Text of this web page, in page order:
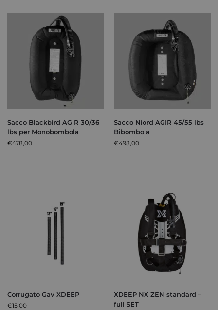
Sacco Blackbird AGIR 30/36
lbs per Monobombola
€478,00
Sacco Niord AGIR 45/55 lbs
Bibombola
€498,00
Corrugato Gav XDEEP
€15,00
XDEEP NX ZEN standard –
full SET